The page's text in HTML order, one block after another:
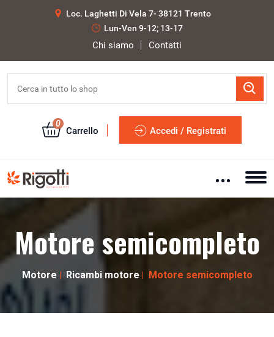
Loc. Laghetti Di Vela 7- 38121 Trento
Lun-Ven 9-12; 13-17
Chi siamo Contatti
0
Carrello Accedi / Registrati
Motore semicompleto
Motore Ricambi motore Motore semicompleto